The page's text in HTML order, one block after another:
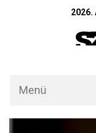
2026.
Menü